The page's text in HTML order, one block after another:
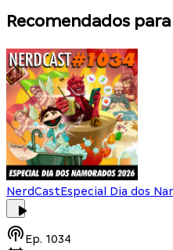
Recomendados
NerdCastEspecial Dia dos
Ep. 1034